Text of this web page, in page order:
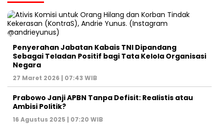
Penyerahan Jabatan Kabais TNI Dipandang
Sebagai Teladan Positif bagi Tata Kelola Organisasi
Negara
27 Maret 2026 | 07:43 WIB
Prabowo Janji APBN Tanpa Defisit: Realistis atau
Ambisi Politik?
16 Agustus 2025 | 07:20 WIB